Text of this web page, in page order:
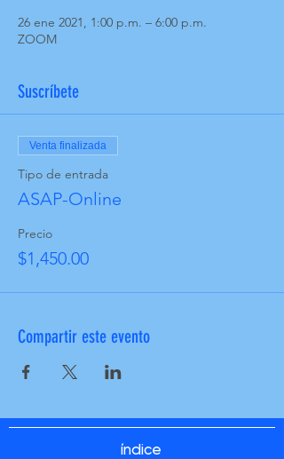
26 ene 2021, 1:00 p.m. – 6:00 p.m.
ZOOM
Suscríbete
Venta finalizada
Tipo de entrada
ASAP-Online
Precio
$1,450.00
Compartir este evento
índice